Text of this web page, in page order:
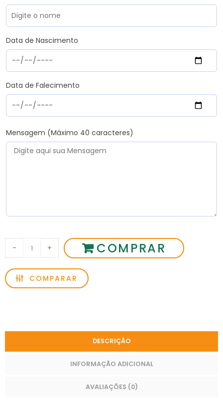
Data de Nascimento
Data de Falecimento
Mensagem (Máximo 40 caracteres)
- + COMPRAR
COMPARAR
DESCRIÇÃO
INFORMAÇÃO ADICIONAL
AVALIAÇÕES (0)